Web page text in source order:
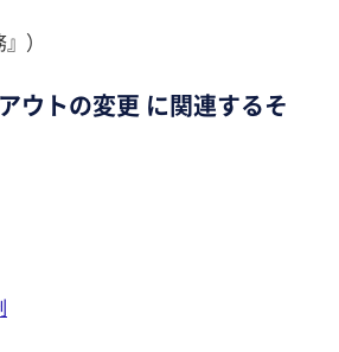
）
ウトの変更 に関連するそ